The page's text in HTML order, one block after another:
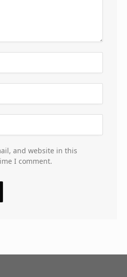
and website in this
I comment.